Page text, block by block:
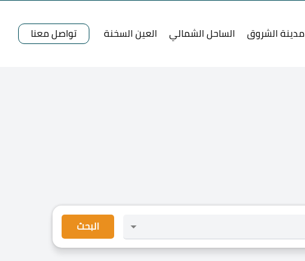
مدينة الشروق الساحل الشمالي العين السخنة تواصل معنا
البحث